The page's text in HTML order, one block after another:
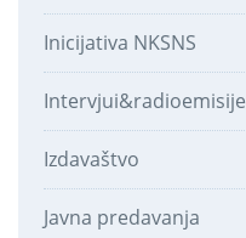
Inicijativa NKSNS
Intervjui&radioemisije
Izdavaštvo
Javna predavanja